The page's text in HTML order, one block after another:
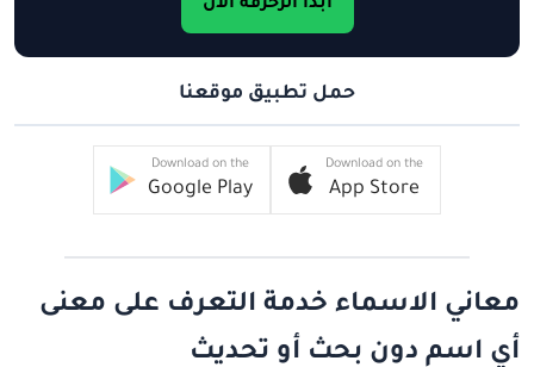
ابدأ الزخرفة الآن
حمل تطبيق موقعنا
Download on the
App Store
Download on the
Google Play
معاني الاسماء خدمة التعرف على معنى
أي اسم دون بحث أو تحديث